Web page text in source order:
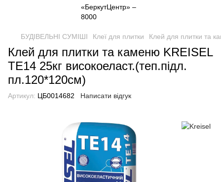
БУДІВЕЛЬНІ СУМІШІ Клеї для плитки Клей для плитки та
Клей для плитки та каменю KREISEL
TE14 25кг високоеласт.(теп.підл.
пл.120*120см)
Артикул: ЦБ0014682 Написати відгук